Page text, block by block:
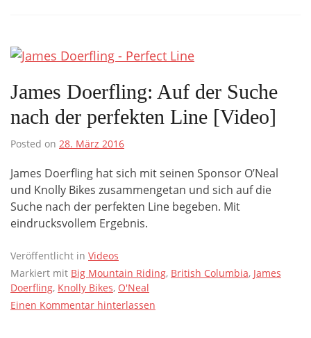
James Doerfling: Auf der Suche
nach der perfekten Line [Video]
Posted on 28. März 2016
James Doerfling hat sich mit seinen Sponsor O’Neal
und Knolly Bikes zusammengetan und sich auf die
Suche nach der perfekten Line begeben. Mit
eindrucksvollem Ergebnis.
Veröffentlicht in Videos
Markiert mit Big Mountain Riding, British Columbia, James
Doerfling, Knolly Bikes, O'Neal
Einen Kommentar hinterlassen